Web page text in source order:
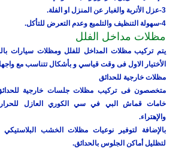
3-عزل الأتربة والغبار عن المنزل او الفلة.
4-سهولة التنظيف والتلميع وعدم التعرض للتأكل.
مظلات مداخل الفلل
يتم تركيب مظلات المداخل للفلل ومظلات سيارات
الأختيار الاول فى وقت قياسي و بأشكال تتناسب مع
مظلات خارجية للحدائق
متخصصون فى تركيب مظلات جلسات خارجية
خامات قماش البي في سي الكوري العازل
والإهتراء.
بالإضافة لتوفير نوعيات مظلات الخشب البلاستيكي
لتظليل أماكن الجلوس بالحدائق.